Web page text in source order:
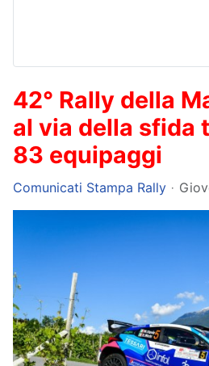
42° Rally della
al via della sfida
83 equipaggi
Comunicati Stampa Rally